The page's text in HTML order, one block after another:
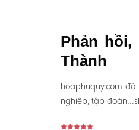
Phản hồi,
Thành
hoaphuquy.com
nghiệp, tập